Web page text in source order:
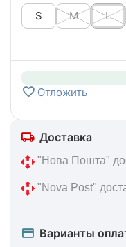
S
M L
Отложить
Доставка
"Нова Пошта"
"Nova Post"
Варианты